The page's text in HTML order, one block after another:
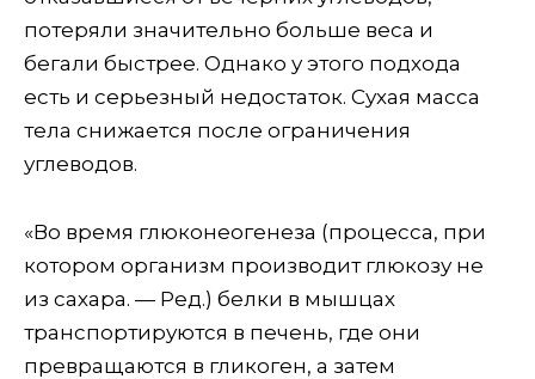
потеряли значительно больше веса и
бегали быстрее. Однако у этого подхода
есть и серьезный недостаток. Сухая масса
тела снижается после ограничения
углеводов.
«Во время глюконеогенеза (процесса, при
котором организм производит глюкозу не
из сахара. — Ред.) белки в мышцах
транспортируются в печень, где они
превращаются в гликоген, а затем